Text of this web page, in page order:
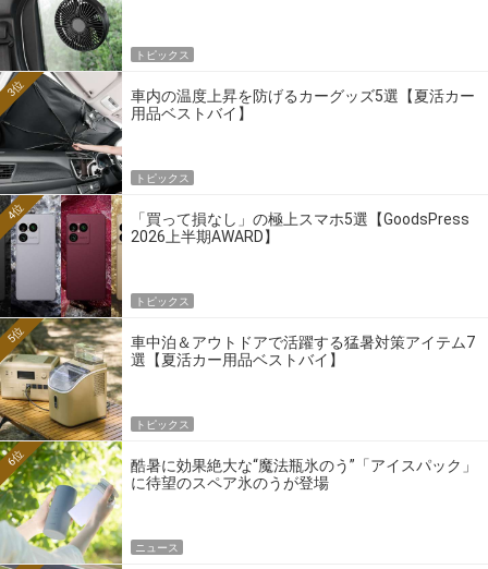
トピックス
車内の温度上昇を防げるカーグッズ5選【夏活カー
用品ベストバイ】
3位
トピックス
「買って損なし」の極上スマホ5選【GoodsPress
2026上半期AWARD】
4位
トピックス
車中泊＆アウトドアで活躍する猛暑対策アイテム7
選【夏活カー用品ベストバイ】
5位
トピックス
酷暑に効果絶大な“魔法瓶氷のう”「アイスパック」
に待望のスペア氷のうが登場
6位
ニュース